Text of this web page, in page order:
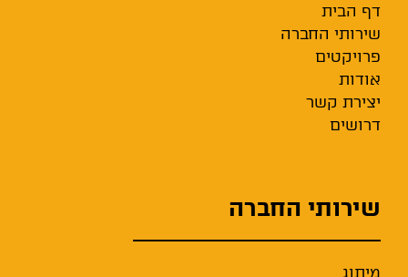
דף הבית
שירותי החברה
פרויקטים
אודות
יצירת קשר
דרושים
שירותי החברה
מיתוג